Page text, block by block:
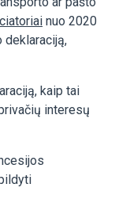
nuo 2020
deklaraciją,
kaip tai
interesų